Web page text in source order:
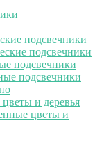
подсвечники
подсвечники
подсвечники
подсвечники
и деревья
цветы и